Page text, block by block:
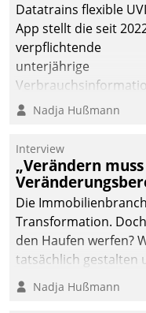
Datatrains flexible
App stellt die seit
verpflichtende
unterjährige
schnell, zuverlässig und
Die monatlichen
Mitteilungen zum
Heizungs- und
Wasserverbrauch
automatisiert,
und auf Wunsch über
mehrere zuvor
Kommunikationswege
Nadja Hußmann
Interview
„Verändern
Die
Transformation.
den Haufen werfen?
tatsächlich gestalten
Argumente zählen
Nadja Hußmann